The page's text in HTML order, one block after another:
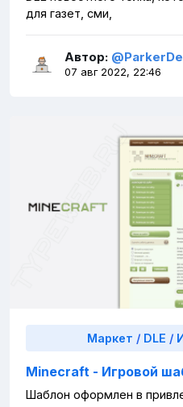
для газет, сми,
Автор:
07 авг 2022, 22:46
Маркет / DLE /
Minecraft - Игровой
Шаблон оформлен в